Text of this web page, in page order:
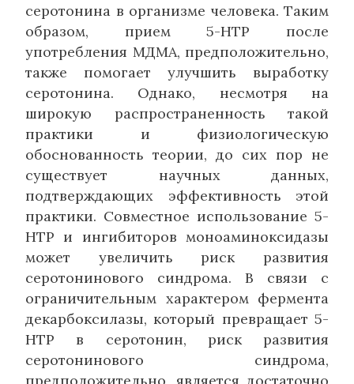
серотонина в организме человека. Таким
образом, прием 5-HTP после
употребления МДМА, предположительно,
также помогает улучшить выработку
серотонина. Однако, несмотря на
широкую распространенность такой
практики и физиологическую
обоснованность теории, до сих пор не
существует научных данных,
подтверждающих эффективность этой
практики. Совместное использование 5-
HTP и ингибиторов моноаминоксидазы
может увеличить риск развития
серотонинового синдрома. В связи с
ограничительным характером фермента
декарбоксилазы, который превращает 5-
HTP в серотонин, риск развития
серотонинового синдрома,
предположительно, является достаточно